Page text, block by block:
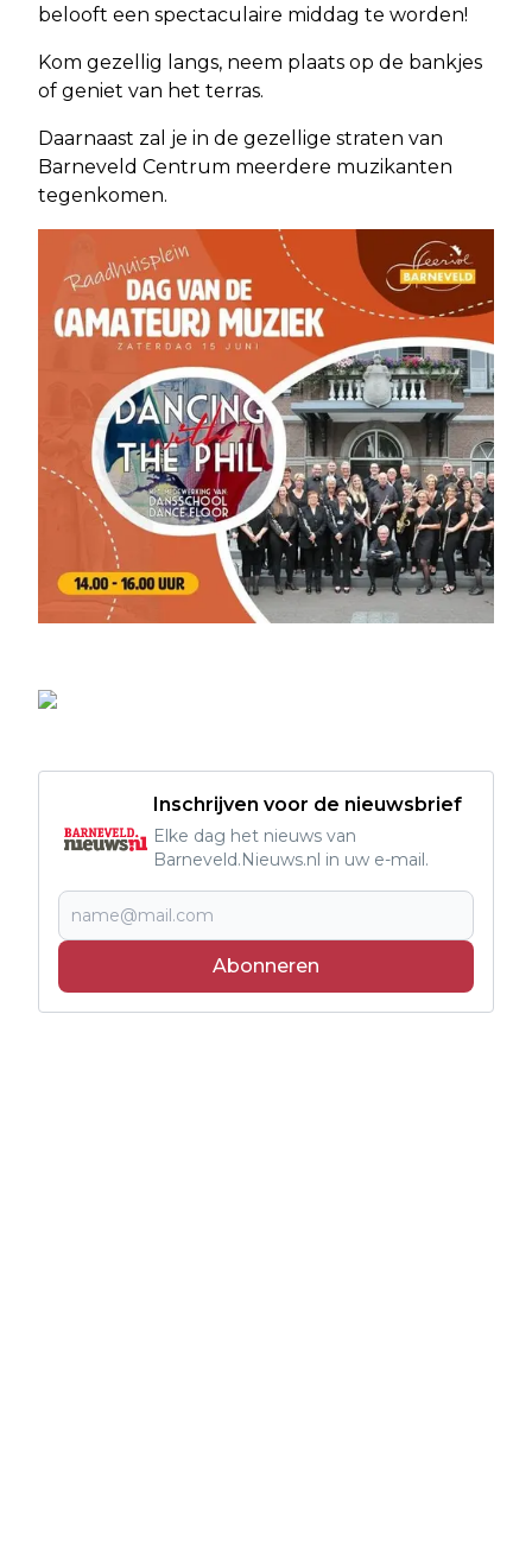
belooft een spectaculaire middag te worden!
Kom gezellig langs, neem plaats op de bankjes
of geniet van het terras.
Daarnaast zal je in de gezellige straten van
Barneveld Centrum meerdere muzikanten
tegenkomen.
Inschrijven voor de nieuwsbrief
Elke dag het nieuws van
Barneveld.Nieuws.nl in uw e-mail.
Abonneren